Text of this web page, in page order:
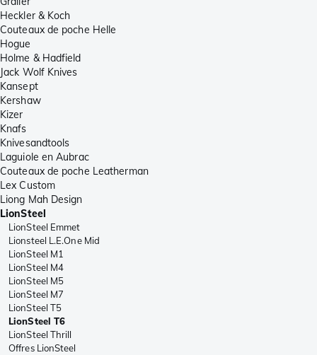
Heckler & Koch
Couteaux de poche Helle
Hogue
Holme & Hadfield
Jack Wolf Knives
Kansept
Kershaw
Kizer
Knafs
Knivesandtools
Laguiole en Aubrac
Couteaux de poche Leatherman
Lex Custom
Liong Mah Design
LionSteel
LionSteel Emmet
Lionsteel L.E.One Mid
LionSteel M1
LionSteel M4
LionSteel M5
LionSteel M7
LionSteel T5
LionSteel T6
LionSteel Thrill
Offres LionSteel